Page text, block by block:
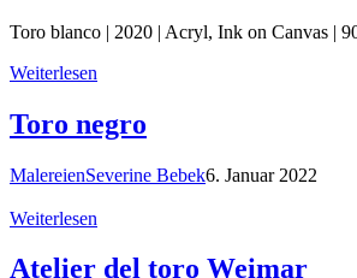
Toro blanco | 2020 | Acryl, Ink on Canvas |
Weiterlesen
Toro negro
MalereienSeverine Bebek6. Januar 2022
Weiterlesen
Atelier del toro Weimar